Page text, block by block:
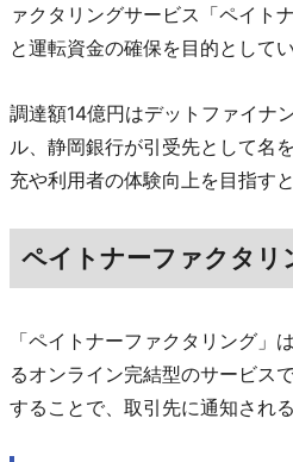
ァクタリングサービス「ペイト
と運転資金の確保を目的としてい
調達額14億円はデットファイナ
ル、静岡銀行が引受先として名
充や利用者の体験向上を目指す
ペイトナーファクタリ
「ペイトナーファクタリング」
るオンライン完結型のサービス
することで、取引先に通知され